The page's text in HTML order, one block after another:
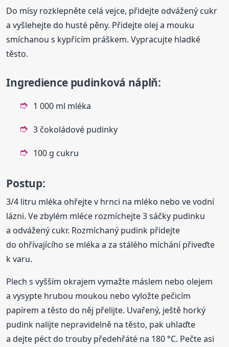
Do mísy rozklepněte celá vejce, přidejte odvážený cukr
a vyšlehejte do husté pěny. Přidejte olej a mouku
smíchanou s kypřicím práškem. Vypracujte hladké
těsto.
Ingredience pudinková náplň:
1 000 ml mléka
3 čokoládové pudinky
100 g cukru
Postup:
3/4 litru mléka ohřejte v hrnci na mléko nebo ve vodní
lázni. Ve zbylém mléce rozmíchejte 3 sáčky pudinku
a odvážený cukr. Rozmíchaný pudink přidejte
do ohřívajícího se mléka a za stálého míchání přiveďte
k varu.
Plech s vyšším okrajem vymažte máslem nebo olejem
a vysypte hrubou moukou nebo vyložte pečicím
papírem a těsto do něj přelijte. Uvařený, ještě horký
pudink nalijte nepravidelně na těsto, pak uhlaďte
a dejte péct do trouby předehřáté na 180 °C. Pečte asi